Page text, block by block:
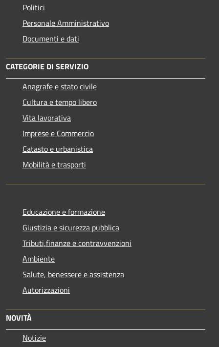
Politici
Personale Amministrativo
Documenti e dati
CATEGORIE DI SERVIZIO
Anagrafe e stato civile
Cultura e tempo libero
Vita lavorativa
Imprese e Commercio
Catasto e urbanistica
Mobilità e trasporti
Educazione e formazione
Giustizia e sicurezza pubblica
Tributi,finanze e contravvenzioni
Ambiente
Salute, benessere e assistenza
Autorizzazioni
NOVITÀ
Notizie